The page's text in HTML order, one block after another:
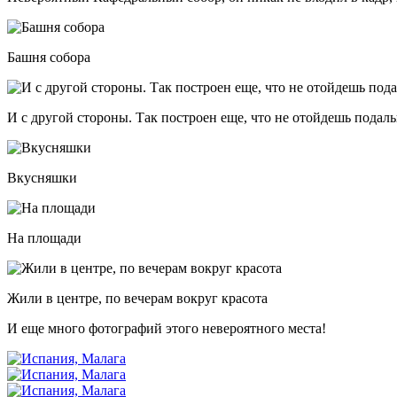
Башня собора
И с другой стороны. Так построен еще, что не отойдешь
Вкусняшки
На площади
Жили в центре, по вечерам вокруг красота
И еще много фотографий этого невероятного места!